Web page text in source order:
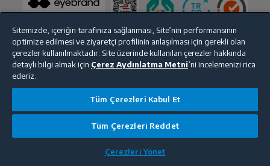
Bize Ulaşın Kişisel Verilerin Korunması İşlem Rehberi
Sitemizde, içeriğin tarafınıza sağlanması, Site’nin performansının
optimize edilmesi ve ziyaretçi profilinin anlaşılması için gerekli olan
çerezler kullanılmaktadır. Site üzerinde kullanılan çerezler hakkında
detaylı bilgi almak için Çerez Aydınlatma Metni’ni incelemenizi rica
ederiz.
Tüm Çerezleri Kabul Et
Tüm Çerezleri Reddet
Çerezleri Yönet